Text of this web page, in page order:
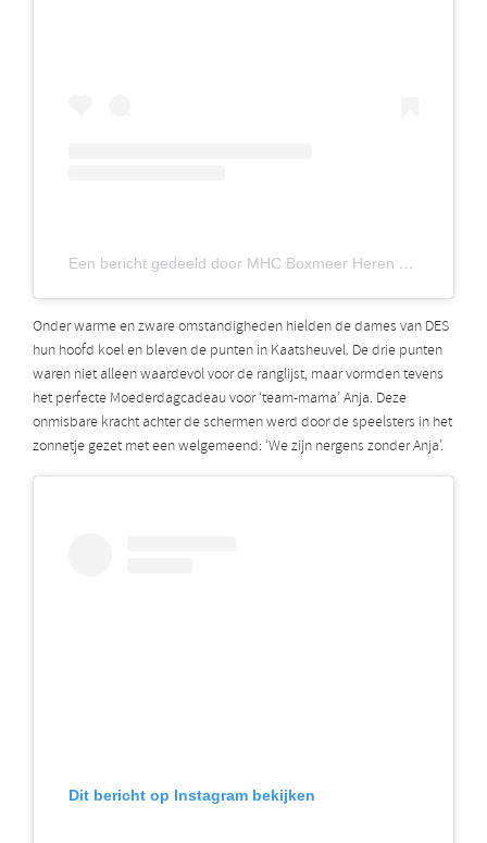
Een bericht gedeeld door MHC Boxmeer Heren 1 (@boxmeerheren1)
Onder warme en zware omstandigheden hielden de dames van DES
hun hoofd koel en bleven de punten in Kaatsheuvel. De drie punten
waren niet alleen waardevol voor de ranglijst, maar vormden tevens
het perfecte Moederdagcadeau voor ‘team-mama’ Anja. Deze
onmisbare kracht achter de schermen werd door de speelsters in het
zonnetje gezet met een welgemeend: ‘We zijn nergens zonder Anja’.
Dit bericht op Instagram bekijken